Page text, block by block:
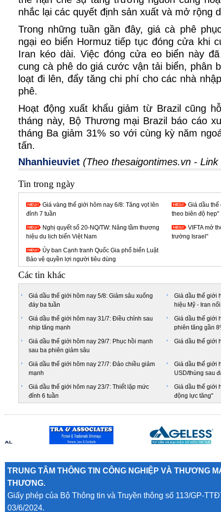
nhắc lại các quyết định sản xuất và mở rộng
Trong những tuần gần đây, giá cà phê
ngại eo biển Hormuz tiếp tục đóng cửa khi
Iran kéo dài. Việc đóng cửa eo biển này
cung cà phê do giá cước vận tải biển, phân
loạt đi lên, đẩy tăng chi phí cho các nhà
phê.
Hoạt động xuất khẩu giảm từ Brazil cũng
tháng này, Bộ Thương mại Brazil báo cáo
tháng Ba giảm 31% so với cùng kỳ năm
tấn.
Nhanhieuviet (Theo thesaigontimes.vn - Link
Tin trong ngày
Giá vàng thế giới hôm nay 6/8: Tăng vọt lên
đỉnh 7 tuần
Giá dầu thế
theo biên độ hẹp"
Nghị quyết số 20-NQ/TW: Nâng tầm thương
hiệu du lịch biển Việt Nam
VIFTA mở
trường Israel"
Ủy ban Cạnh tranh Quốc Gia phổ biến Luật
Bảo vệ quyền lợi người tiêu dùng
Các tin khác
Giá dầu thế giới hôm nay 5/8: Giảm sâu xuống
đáy ba tuần
Giá dầu thế giới
hiệu Mỹ - Iran
Giá dầu thế giới hôm nay 31/7: Điều chỉnh sau
nhịp tăng mạnh
Giá dầu thế giới
phiên tăng gần
Giá dầu thế giới hôm nay 29/7: Phục hồi mạnh
sau ba phiên giảm sâu
Giá dầu thế giới
Giá dầu thế giới hôm nay 27/7: Đảo chiều giảm
mạnh
Giá dầu thế giới
USD/thùng sau
Giá dầu thế giới hôm nay 23/7: Thiết lập mức
đỉnh 6 tuần
Giá dầu thế giới
động lực tăng"
TRUNG TÂM THÔNG TIN CÔNG NGHIỆP VÀ THƯƠNG
THƯƠNG.
Giấy phép của Bộ Thông tin và Truyền thông số 113/GP-
03/6/2024.